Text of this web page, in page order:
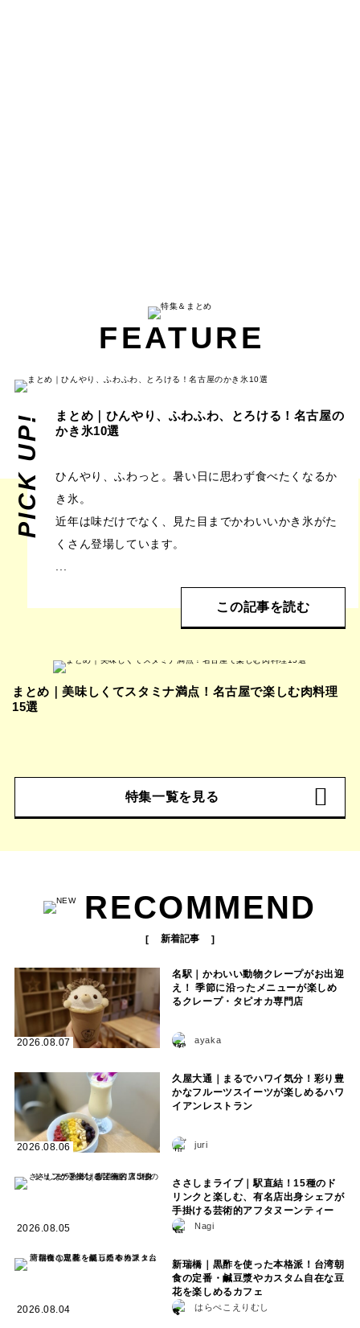
FEATURE
PICK UP!
まとめ｜ひんやり、ふわふわ、とろける！名古屋の
かき氷10選
ひんやり、ふわっと。暑い日に思わず食べたくなるか
き氷。
近年は味だけでなく、見た目までかわいいかき氷がた
くさん登場しています。
...
この記事を読む
まとめ｜美味しくてスタミナ満点！名古屋で楽しむ肉料理
15選
特集一覧を見る
RECOMMEND
新着記事
2026.08.07
名駅｜かわいい動物クレープがお出迎
え！ 季節に沿ったメニューが楽しめ
るクレープ・タピオカ専門店
ayaka
2026.08.06
久屋大通｜まるでハワイ気分！彩り豊
かなフルーツスイーツが楽しめるハワ
イアンレストラン
juri
2026.08.05
ささしまライブ｜駅直結！15種のド
リンクと楽しむ、有名店出身シェフが
手掛ける芸術的アフタヌーンティー
Nagi
2026.08.04
新瑞橋｜黒酢を使った本格派！台湾朝
食の定番・鹹豆漿やカスタム自在な豆
花を楽しめるカフェ
はらぺこえりむし